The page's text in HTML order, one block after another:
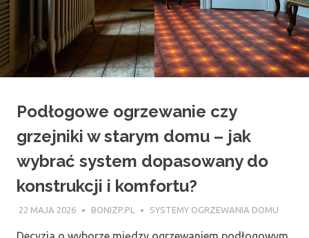
Podłogowe ogrzewanie czy
grzejniki w starym domu – jak
wybrać system dopasowany do
konstrukcji i komfortu?
22 MAJA 2026 BONIZP.PL SYSTEMY OGRZEWANIA DOMU